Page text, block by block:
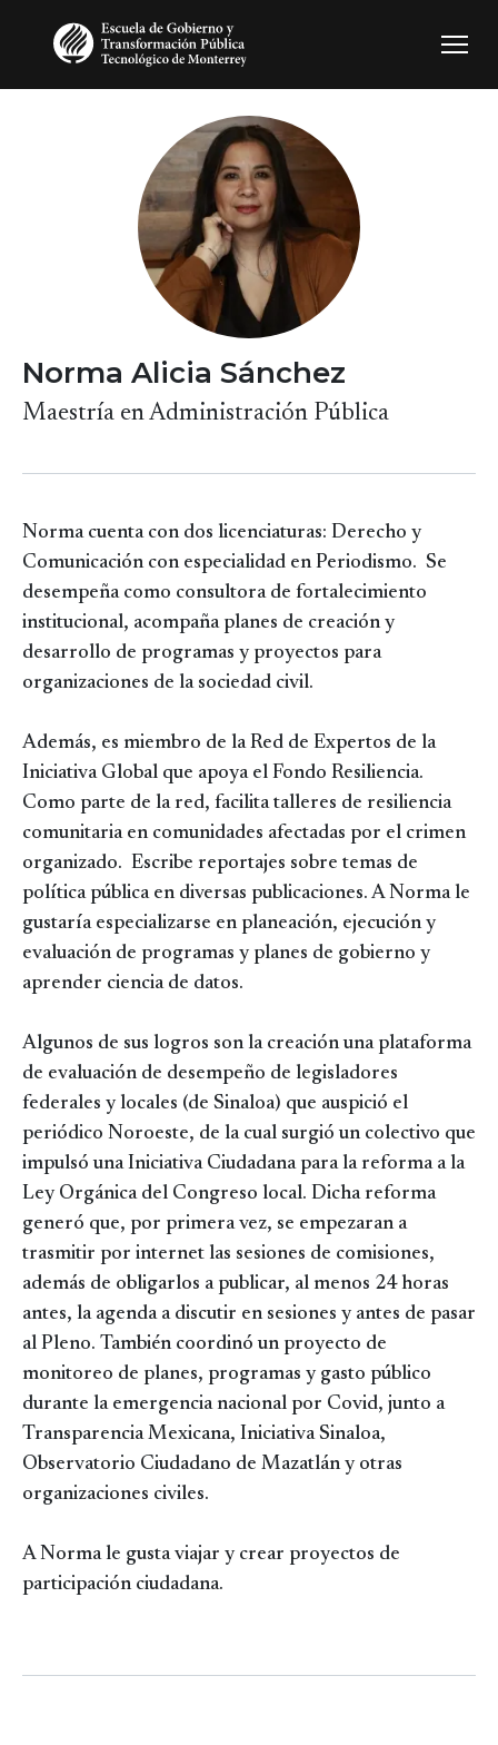
Norma Alicia Sánchez
Maestría en Administración Pública
Norma cuenta con dos licenciaturas: Derecho y
Comunicación con especialidad en Periodismo. Se
desempeña como consultora de fortalecimiento
institucional, acompaña planes de creación y
desarrollo de programas y proyectos para
organizaciones de la sociedad civil.
Además, es miembro de la Red de Expertos de la
Iniciativa Global que apoya el Fondo Resiliencia.
Como parte de la red, facilita talleres de resiliencia
comunitaria en comunidades afectadas por el crimen
organizado. Escribe reportajes sobre temas de
política pública en diversas publicaciones. A Norma le
gustaría especializarse en planeación, ejecución y
evaluación de programas y planes de gobierno y
aprender ciencia de datos.
Algunos de sus logros son la creación una plataforma
de evaluación de desempeño de legisladores
federales y locales (de Sinaloa) que auspició el
periódico Noroeste, de la cual surgió un colectivo que
impulsó una Iniciativa Ciudadana para la reforma a la
Ley Orgánica del Congreso local. Dicha reforma
generó que, por primera vez, se empezaran a
trasmitir por internet las sesiones de comisiones,
además de obligarlos a publicar, al menos 24 horas
antes, la agenda a discutir en sesiones y antes de pasar
al Pleno. También coordinó un proyecto de
monitoreo de planes, programas y gasto público
durante la emergencia nacional por Covid, junto a
Transparencia Mexicana, Iniciativa Sinaloa,
Observatorio Ciudadano de Mazatlán y otras
organizaciones civiles.
A Norma le gusta viajar y crear proyectos de
participación ciudadana.